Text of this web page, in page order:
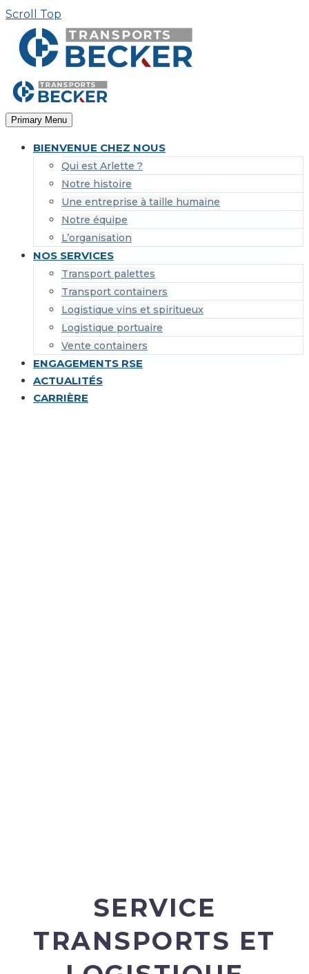
Scroll Top
Primary Menu
BIENVENUE CHEZ NOUS
Qui est Arlette ?
Notre histoire
Une entreprise à taille humaine
Notre équipe
L’organisation
NOS SERVICES
Transport palettes
Transport containers
Logistique vins et spiritueux
Logistique portuaire
Vente containers
ENGAGEMENTS RSE
ACTUALITÉS
CARRIÈRE
SERVICE
TRANSPORTS ET
Panneau de gestion des cookies